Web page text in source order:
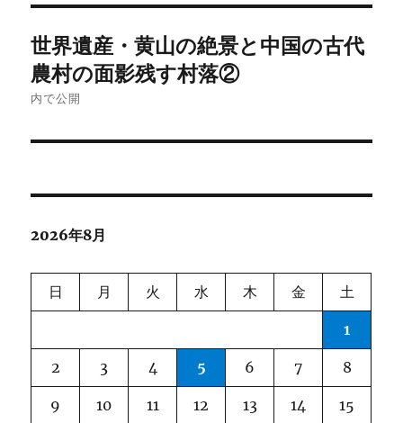
稿
ナ
ビ
ョ
世界遺産・黄山の絶景と中国の古代
農村の面影残す村落②
内で公開
2026年8月
日 月 火 水 木 金 土
1
2 3 4 5 6 7 8
9 10 11 12 13 14 15